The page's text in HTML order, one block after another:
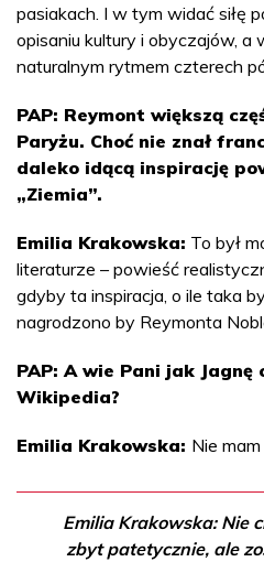
pasiakach. I w tym widać siłę
opisaniu kultury i obyczajów, a
naturalnym rytmem czterech
PAP: Reymont większą
Paryżu. Choć nie znał
daleko idącą inspirację
„Ziemia”.
Emilia Krakowska: To był
literaturze – powieść
gdyby ta inspiracja, o ile taka
nagrodzono by Reymonta
PAP: A wie Pani jak
Wikipedia?
Emilia Krakowska: Nie mam
Emilia Krakowska: Nie
zbyt patetycznie, ale